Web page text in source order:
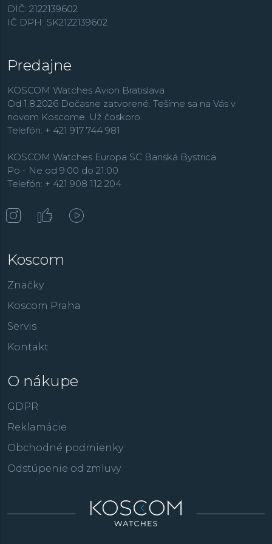
DIČ: 2122139602
IČ DPH: SK2122139602
Predajne
KOSCOM Watches Avion Bratislava
Od 1.8.2026 Dočasne zatvorené. Tešíme sa na Vás v
novom Koscome. Už čoskoro.
Telefón: + 421 917 744 981
KOSCOM Watches Europa SC Banská Bystrica
Po - Ne od 9:00 do 21:00
Telefón: + 421 908 112 204
Koscom
Značky
Koscom Praha
Servis
Kontakt
O nákupe
GDPR
Reklamácie
Obchodné podmienky
Odstúpenie od zmluvy